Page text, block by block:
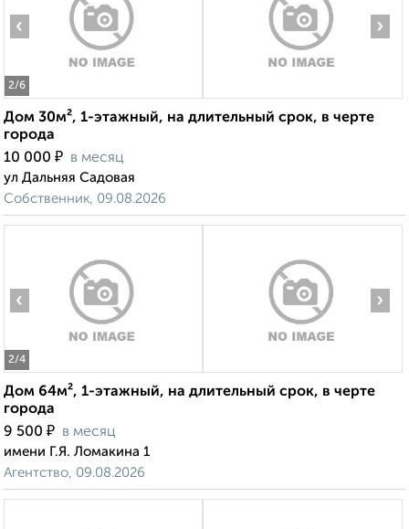
2/6
‹ ›
Дом 30м², 1-этажный, на длительный срок, в черте
города
10 000 ₽ в месяц
ул Дальняя Садовая
Собственник, 09.08.2026
2/4
‹ ›
Дом 64м², 1-этажный, на длительный срок, в черте
города
9 500 ₽ в месяц
имени Г.Я. Ломакина 1
Агентство, 09.08.2026